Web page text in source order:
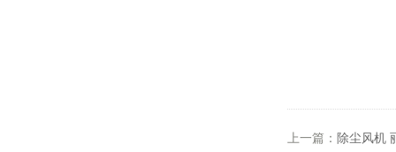
上一篇： 除尘风机